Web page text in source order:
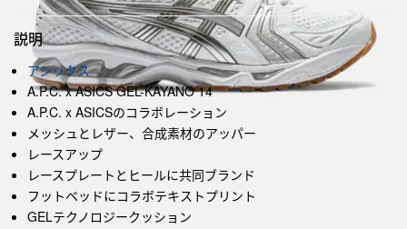
説明
アシックス
A.P.C. x ASICS GEL-KAYANO 14
A.P.C. x ASICSのコラボレーション
メッシュとレザー、合成素材のアッパー
レースアップ
レースプレートとヒールに共同ブランド
フットベッドにコラボテキストプリント
GELテクノロジークッション